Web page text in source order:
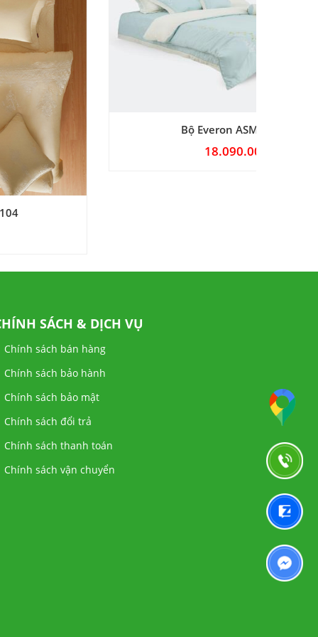
Bộ Everon ASME-25101
SÁCH & DỊCH VỤ
Chính sách bán hàng
Chính sách bảo hành
Chính sách bảo mật
Chính sách đổi trả
Chính sách thanh toán
Chính sách vận chuyển